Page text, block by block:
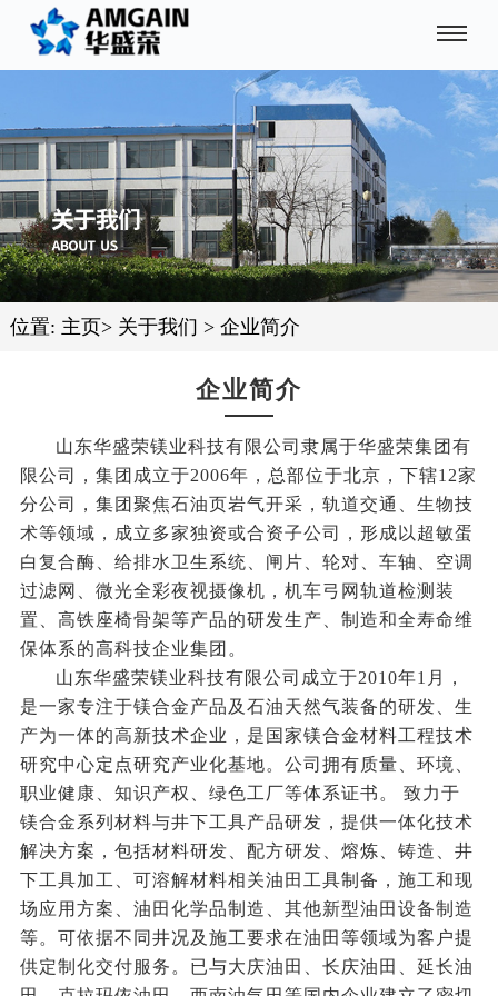
位置: 主页> 关于我们 > 企业简介
企业简介
山东华盛荣镁业科技有限公司隶属于华盛荣集团有
限公司，集团成立于2006年，总部位于北京，下辖12家
分公司，集团聚焦石油页岩气开采，轨道交通、生物技
术等领域，成立多家独资或合资子公司，形成以超敏蛋
白复合酶、给排水卫生系统、闸片、轮对、车轴、空调
过滤网、微光全彩夜视摄像机，机车弓网轨道检测装
置、高铁座椅骨架等产品的研发生产、制造和全寿命维
保体系的高科技企业集团。
山东华盛荣镁业科技有限公司成立于2010年1月，
是一家专注于镁合金产品及石油天然气装备的研发、生
产为一体的高新技术企业，是国家镁合金材料工程技术
研究中心定点研究产业化基地。公司拥有质量、环境、
职业健康、知识产权、绿色工厂等体系证书。 致力于
镁合金系列材料与井下工具产品研发，提供一体化技术
解决方案，包括材料研发、配方研发、熔炼、铸造、井
下工具加工、可溶解材料相关油田工具制备，施工和现
场应用方案、油田化学品制造、其他新型油田设备制造
等。可依据不同井况及施工要求在油田等领域为客户提
供定制化交付服务。已与大庆油田、长庆油田、延长油